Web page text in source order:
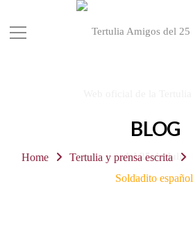
BLOG
Home Tertulia y prensa escrita
Soldadito español